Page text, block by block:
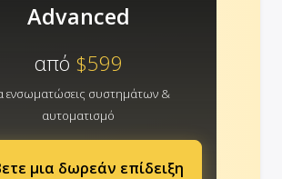
Advanced
από $599
ενσωματώσεις συστημάτων &
αυτοματισμό
μια δωρεάν επίδειξη